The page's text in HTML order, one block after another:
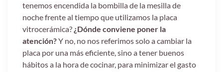
tenemos encendida la bombilla de la mesilla de
noche frente al tiempo que utilizamos la placa
vitrocerámica? ¿Dónde conviene poner la
atención?Y no, no nos referimos solo a cambiar la
placa por una más eficiente, sino a tener buenos
hábitos a la hora de cocinar, para minimizar el gasto